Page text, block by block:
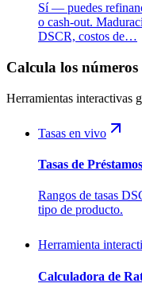
Sí — puedes
o cash-out.
DSCR, costos de…
Calcula los números
Herramientas interactivas
Tasas en vivo
Tasas de
Rangos de tasas
tipo de producto.
Herramienta
Calculadora de